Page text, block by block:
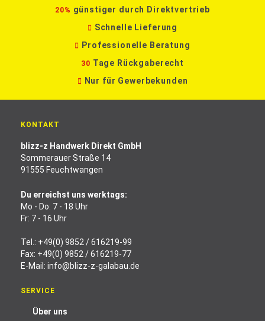
20% günstiger durch Direktvertrieb
Schnelle Lieferung
Professionelle Beratung
30 Tage Rückgaberecht
Nur für Gewerbekunden
KONTAKT
blizz-z Handwerk Direkt GmbH
Sommerauer Straße 14
91555 Feuchtwangen
Du erreichst uns werktags:
Mo - Do: 7 - 18 Uhr
Fr: 7 - 16 Uhr
Tel.: +49(0) 9852 / 616219-99
Fax: +49(0) 9852 / 616219-77
E-Mail: info@blizz-z-galabau.de
SERVICE
Über uns